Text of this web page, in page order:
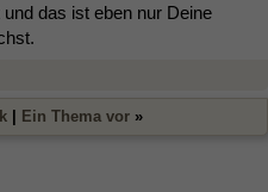
das ist eben nur Deine
Ein Thema vor »